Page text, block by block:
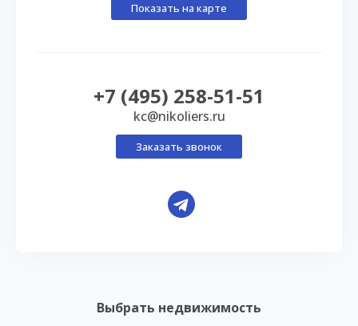
Выбрать недвижимость
Показать на карте
+7 (495) 258-51-51
kc@nikoliers.ru
Заказать звонок